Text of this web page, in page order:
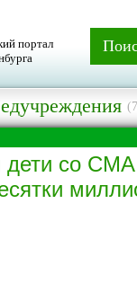
портал
дети со СМА